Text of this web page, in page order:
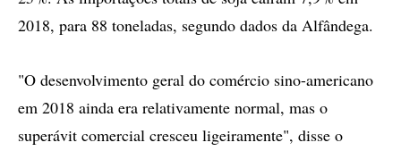
2018, para 88 toneladas, segundo dados da Alfândega.
"O desenvolvimento geral do comércio sino-americano
em 2018 ainda era relativamente normal, mas o
superávit comercial cresceu ligeiramente", disse o